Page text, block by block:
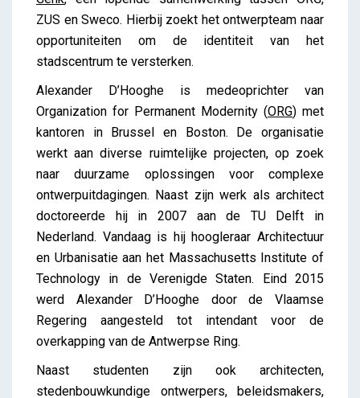
ZUS en Sweco. Hierbij zoekt het ontwerpteam naar
opportuniteiten om de identiteit van het
stadscentrum te versterken.
Alexander D’Hooghe is medeoprichter van
Organization for Permanent Modernity (ORG) met
kantoren in Brussel en Boston. De organisatie
werkt aan diverse ruimtelijke projecten, op zoek
naar duurzame oplossingen voor complexe
ontwerpuitdagingen. Naast zijn werk als architect
doctoreerde hij in 2007 aan de TU Delft in
Nederland. Vandaag is hij hoogleraar Architectuur
en Urbanisatie aan het Massachusetts Institute of
Technology in de Verenigde Staten. Eind 2015
werd Alexander D’Hooghe door de Vlaamse
Regering aangesteld tot intendant voor de
overkapping van de Antwerpse Ring.
Naast studenten zijn ook architecten,
stedenbouwkundige ontwerpers, beleidsmakers,